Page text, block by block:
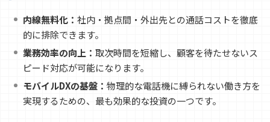
内線無料化： 社内・拠点間・外出先との通話コストを徹底
的に排除できます。
業務効率の向上： 取次時間を短縮し、顧客を待たせないス
ピード対応が可能になります。
モバイルDXの基盤： 物理的な電話機に縛られない働き方を
実現するための、最も効果的な投資の一つです。